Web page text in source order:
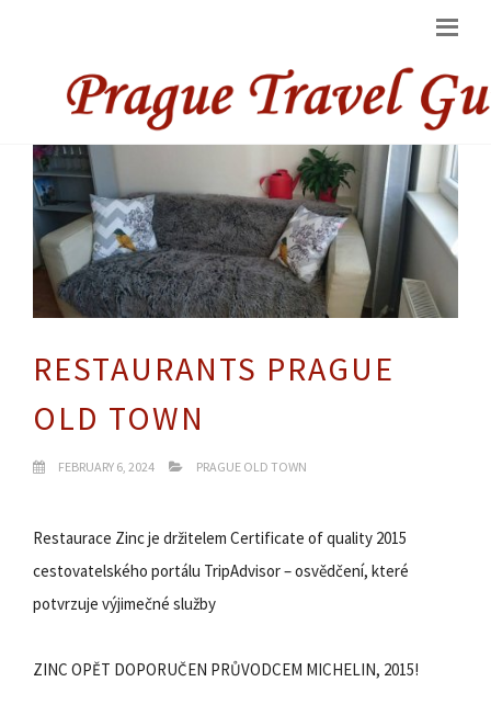
RESTAURANTS PRAGUE
OLD TOWN
FEBRUARY 6, 2024 PRAGUE OLD TOWN
Restaurace Zinc je držitelem Certificate of quality 2015
cestovatelského portálu TripAdvisor – osvědčení, které
potvrzuje výjimečné služby
ZINC OPĚT DOPORUČEN PRŮVODCEM MICHELIN, 2015!